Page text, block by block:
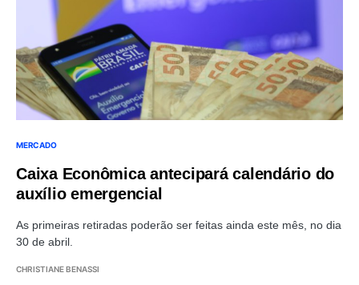
MERCADO
Caixa Econômica antecipará calendário do
auxílio emergencial
As primeiras retiradas poderão ser feitas ainda este mês, no dia
30 de abril.
CHRISTIANE BENASSI